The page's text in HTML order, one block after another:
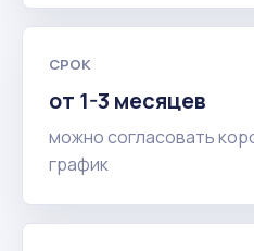
СРОК
от 1-3 месяцев
можно согласовать
график